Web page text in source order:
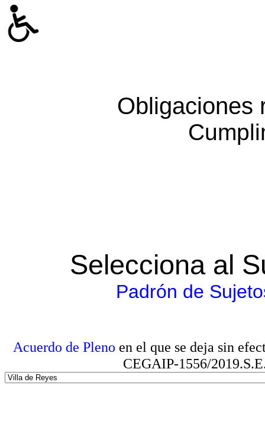
Obligaciones
Selecciona al
Padrón de
Acuerdo de Pleno en el que se deja sin
CEGAIP-1556/